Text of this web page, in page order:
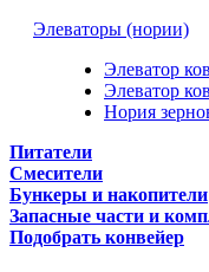
Элеваторы (нории)
Элеватор
Элеватор
Нория
Питатели
Смесители
Бункеры и накопители
Запасные части и
Подобрать конвейер